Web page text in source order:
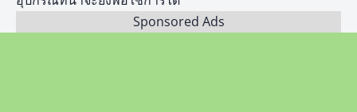
Sponsored Ads